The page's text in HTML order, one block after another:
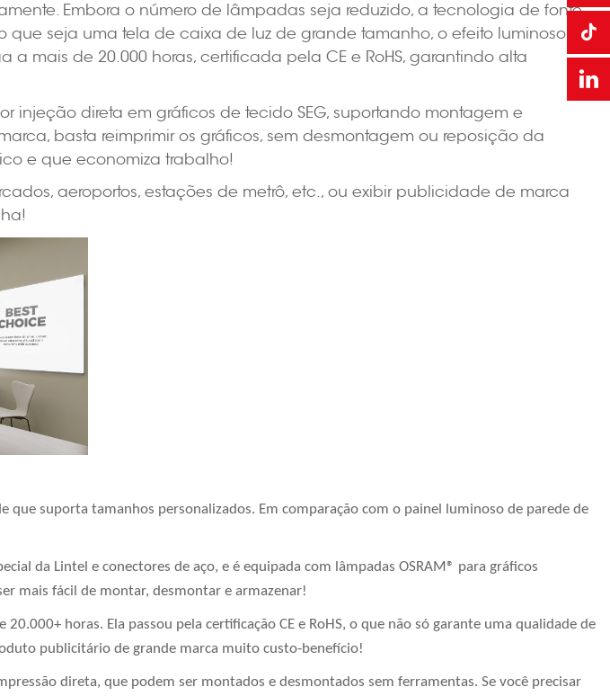
Embora o número de lâmpadas seja reduzido, a tecnologia de fonte
que seja uma tela de caixa de luz de grande tamanho, o efeito luminoso
mais de 20.000 horas, certificada pela CE e RoHS, garantindo alta
injeção direta em gráficos de tecido SEG, suportando montagem e
basta reimprimir os gráficos, sem desmontagem ou reposição da
e que economiza trabalho!
aeroportos, estações de metrô, etc., ou exibir publicidade de marca
suporta tamanhos personalizados. Em comparação com o painel luminoso de parede de
da Lintel e conectores de aço, e é equipada com lâmpadas OSRAM® para gráficos
mais fácil de montar, desmontar e armazenar!
horas. Ela passou pela certificação CE e RoHS, o que não só garante uma qualidade de
publicitário de grande marca muito custo-benefício!
direta, que podem ser montados e desmontados sem ferramentas. Se você precisar